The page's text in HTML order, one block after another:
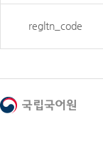
regltn_code